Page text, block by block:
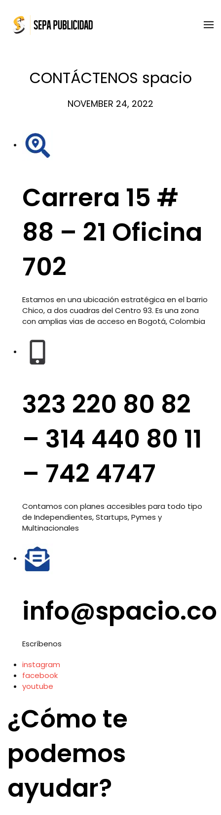
Skip to main content
CONTÁCTENOS spacio
NOVEMBER 24, 2022
Carrera 15 #
88 – 21 Oficina
702
Estamos en una ubicación estratégica en el barrio
Chico, a dos cuadras del Centro 93. Es una zona
con amplias vias de acceso en Bogotá, Colombia
323 220 80 82
– 314 440 80 11
– 742 4747
Contamos con planes accesibles para todo tipo
de Independientes, Startups, Pymes y
Multinacionales
info@spacio.co
Escríbenos
instagram
facebook
youtube
¿Cómo te
podemos
ayudar?